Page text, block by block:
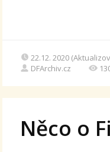
22.12. 2020
DFArchiv.cz
Něco o